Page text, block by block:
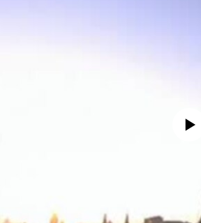
No media source